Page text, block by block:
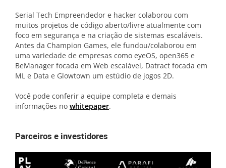
Serial Tech Empreendedor e hacker colaborou com
muitos projetos de código aberto/livre atualmente com
foco em segurança e na criação de sistemas escaláveis.
Antes da Champion Games, ele fundou/colaborou em
uma variedade de empresas como eyeOS, open365 e
BeManager focada em Web escalável, Datract focada em
ML e Data e Glowtown um estúdio de jogos 2D.
Você pode conferir a equipe completa e demais
informações no whitepaper.
Parceiros e investidores